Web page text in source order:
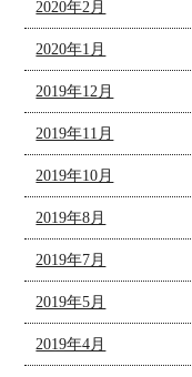
2020年2月
2020年1月
2019年12月
2019年11月
2019年10月
2019年8月
2019年7月
2019年5月
2019年4月